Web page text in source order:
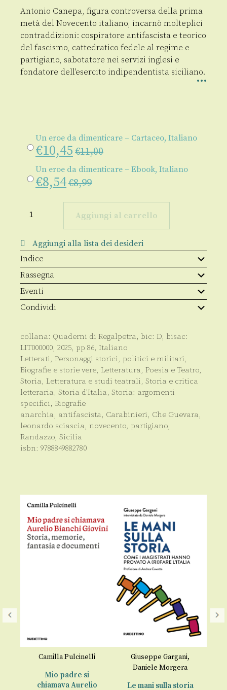
Antonio Canepa, figura controversa della prima
metà del Novecento italiano, incarnò molteplici
contraddizioni: cospiratore antifascista e teorico
del fascismo, cattedratico fedele al regime e
partigiano, sabotatore nei servizi inglesi e
fondatore dell’esercito indipendentista siciliano.
Un eroe da dimenticare – Cartaceo, Italiano
€10,45 €11,00
Un eroe da dimenticare – Ebook, Italiano
€8,54€8,99
eroe
dimenticare
quantità
Aggiungi al carrello
Aggiungi alla lista dei desideri
Indice
Rassegna
Eventi
Condividi
collana: Quaderni di Regalpetra, bic: D, bisac:
LIT000000, 2025, pp 86, Italiano
Letterati, Personaggi storici, politici e militari,
Biografie e storie vere, Letteratura, Poesia e Teatro,
Storia, Letteratura e studi teatrali, Storia e critica
letteraria, Storia d'Italia, Storia: argomenti
specifici, Biografie
anarchia, antifascista, Carabinieri, Che Guevara,
leonardo sciascia, novecento, partigiano,
Randazzo, Sicilia
isbn: 9788849882780
Camilla Pulcinelli
Mio padre si
chiamava Aurelio
Giuseppe Gargani,
Daniele Morgera
Le mani sulla storia